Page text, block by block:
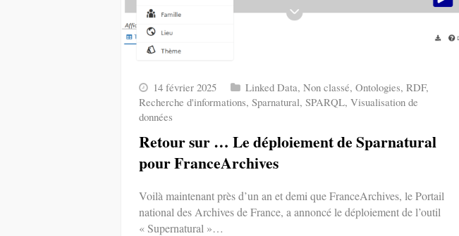
14 février 2025 Linked Data, Non classé, Ontologies, RDF,
Recherche d'informations, Sparnatural, SPARQL, Visualisation de
données
Retour sur … Le déploiement de Sparnatural
pour FranceArchives
Voilà maintenant près d’un an et demi que FranceArchives, le Portail
national des Archives de France, a annoncé le déploiement de l’outil
« Supernatural »…